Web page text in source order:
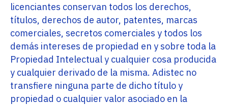
licenciantes conservan todos los derechos,
títulos, derechos de autor, patentes, marcas
comerciales, secretos comerciales y todos los
demás intereses de propiedad en y sobre toda la
Propiedad Intelectual y cualquier cosa producida
y cualquier derivado de la misma. Adistec no
transfiere ninguna parte de dicho título y
propiedad o cualquier valor asociado en la